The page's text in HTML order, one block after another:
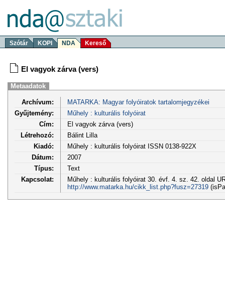
Szótár KOPI NDA Kereső
El vagyok zárva (vers)
Metaadatok
Archívum:
MATARKA: Magyar folyóiratok tartalomjegyzékei
Gyűjtemény:
Műhely : kulturális folyóirat
Cím:
El vagyok zárva (vers)
Létrehozó:
Bálint Lilla
Kiadó:
Műhely : kulturális folyóirat ISSN 0138-922X
Dátum:
2007
Típus:
Text
Kapcsolat:
Műhely : kulturális folyóirat 30. évf. 4. sz. 42. oldal
http://www.matarka.hu/cikk_list.php?fusz=27319